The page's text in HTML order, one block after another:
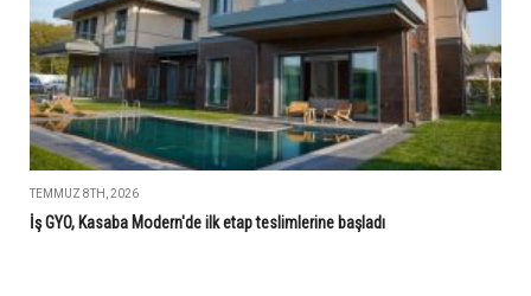
TEMMUZ 8TH, 2026
İş GYO, Kasaba Modern'de ilk etap teslimlerine başladı